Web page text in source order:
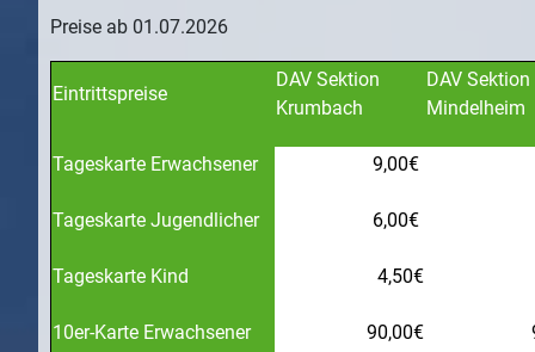
Preise ab 01.07.2026
Eintrittspreise
DAV Sektion
Krumbach
DAV Sektion
Mindelheim
Tageskarte Erwachsener 9,00€
Tageskarte Jugendlicher 6,00€
Tageskarte Kind 4,50€
10er-Karte Erwachsener 90,00€